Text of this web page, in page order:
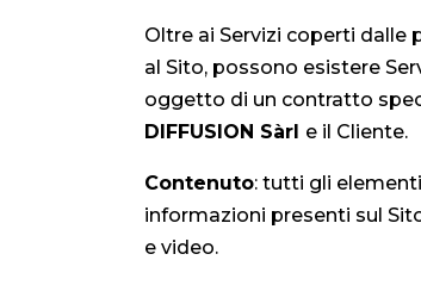
Oltre ai Servizi coperti dalle
al Sito, possono esistere
oggetto di un contratto
DIFFUSION Sàrl e il Cliente.
Contenuto: tutti gli
informazioni presenti sul
e video.